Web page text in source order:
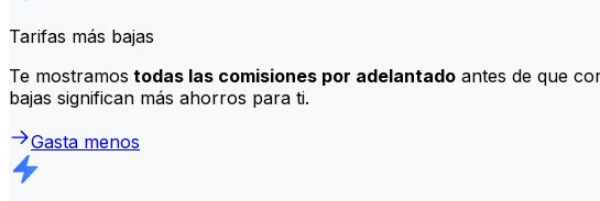
Tarifas más bajas
Te mostramos todas las comisiones por adelantado antes de que
bajas significan más ahorros para ti.
Gasta menos